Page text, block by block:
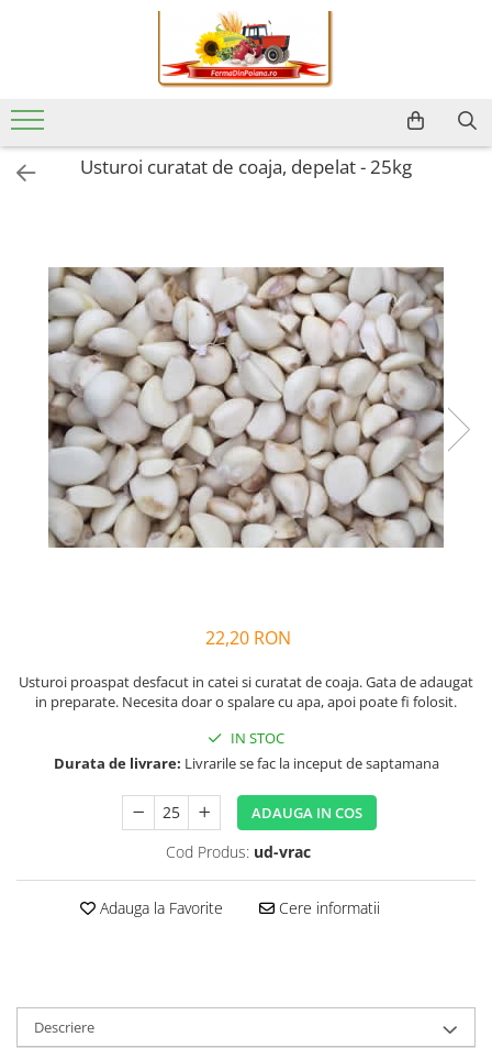
Usturoi curatat de coaja, depelat - 25kg
22,20 RON
Usturoi proaspat desfacut in catei si curatat de coaja. Gata de adaugat
in preparate. Necesita doar o spalare cu apa, apoi poate fi folosit.
IN STOC
Durata de livrare: Livrarile se fac la inceput de saptamana
ADAUGA IN COS
Cod Produs: ud-vrac
Adauga la Favorite Cere informatii
Descriere